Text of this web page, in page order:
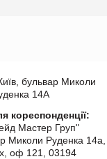
бульвар Миколи
14А
кореспонденції:
Мастер Груп"
Миколи Руденка 14а,
оф 121, 03194